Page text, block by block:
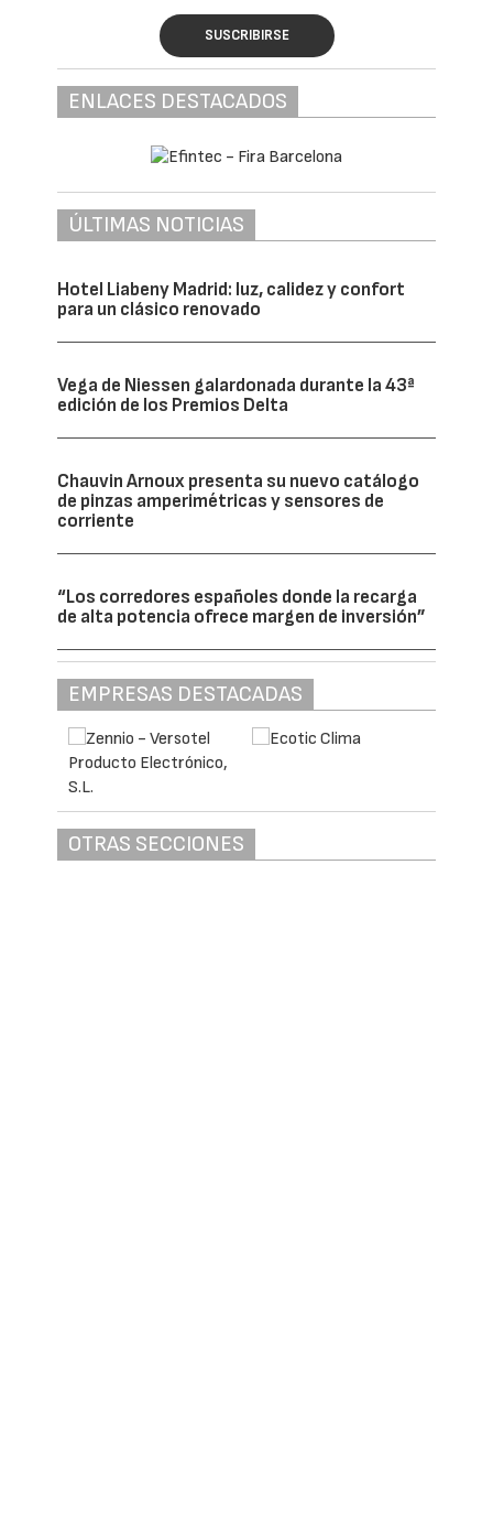
SUSCRIBIRSE
ENLACES DESTACADOS
ÚLTIMAS NOTICIAS
Hotel Liabeny Madrid: luz, calidez y confort
para un clásico renovado
Vega de Niessen galardonada durante la 43ª
edición de los Premios Delta
Chauvin Arnoux presenta su nuevo catálogo
de pinzas amperimétricas y sensores de
corriente
“Los corredores españoles donde la recarga
de alta potencia ofrece margen de inversión”
EMPRESAS DESTACADAS
OTRAS SECCIONES